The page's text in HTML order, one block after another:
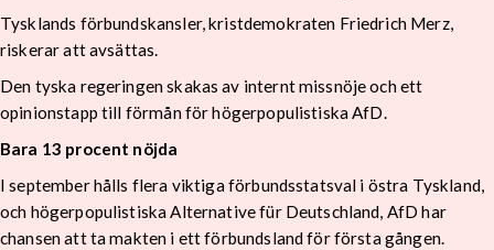
Tysklands förbundskansler, kristdemokraten Friedrich Merz,
riskerar att avsättas.
Den tyska regeringen skakas av internt missnöje och ett
opinionstapp till förmån för högerpopulistiska AfD.
Bara 13 procent nöjda
I september hålls flera viktiga förbundsstatsval i östra Tyskland,
och högerpopulistiska Alternative für Deutschland, AfD har
chansen att ta makten i ett förbundsland för första gången.